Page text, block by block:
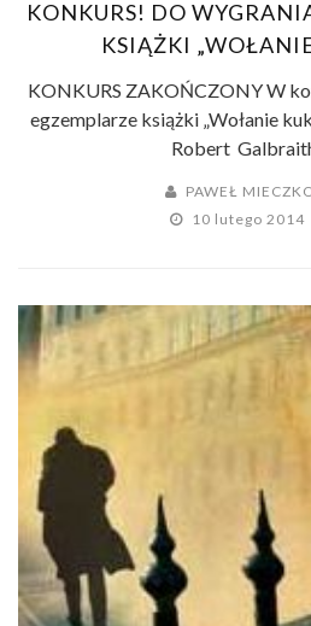
KONKURS! DO
KSIĄŻKI
KONKURS ZAKOŃCZONY W
egzemplarze książki „Wołanie
Robert
PAWEŁ
10 lutego 2014